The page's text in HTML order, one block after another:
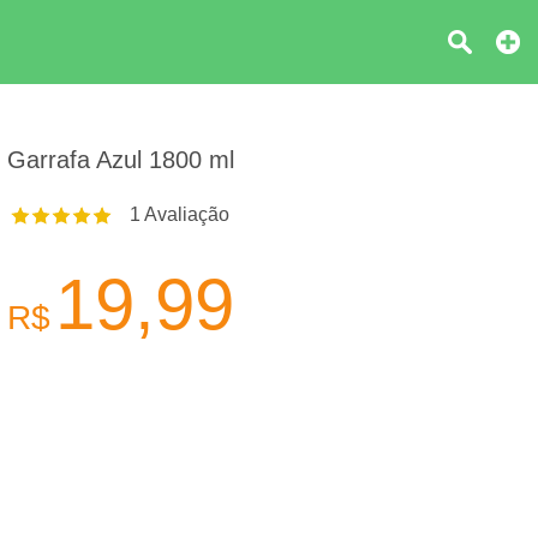
Garrafa Azul 1800 ml
1 Avaliação
R$ 19,99